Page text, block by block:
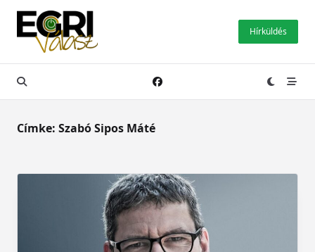
Skip
content
Hírküldés
Címke: Szabó Sipos Máté